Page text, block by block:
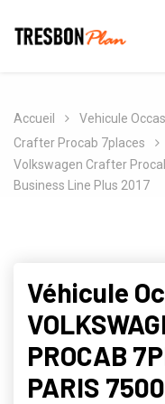
Accueil Vehicule
Crafter Procab 7places
Volkswagen Crafter
Business Line Plus 2017
Véhicule
PROCAB
PARIS